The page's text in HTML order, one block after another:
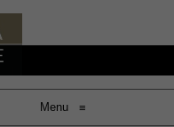
Menu ≡